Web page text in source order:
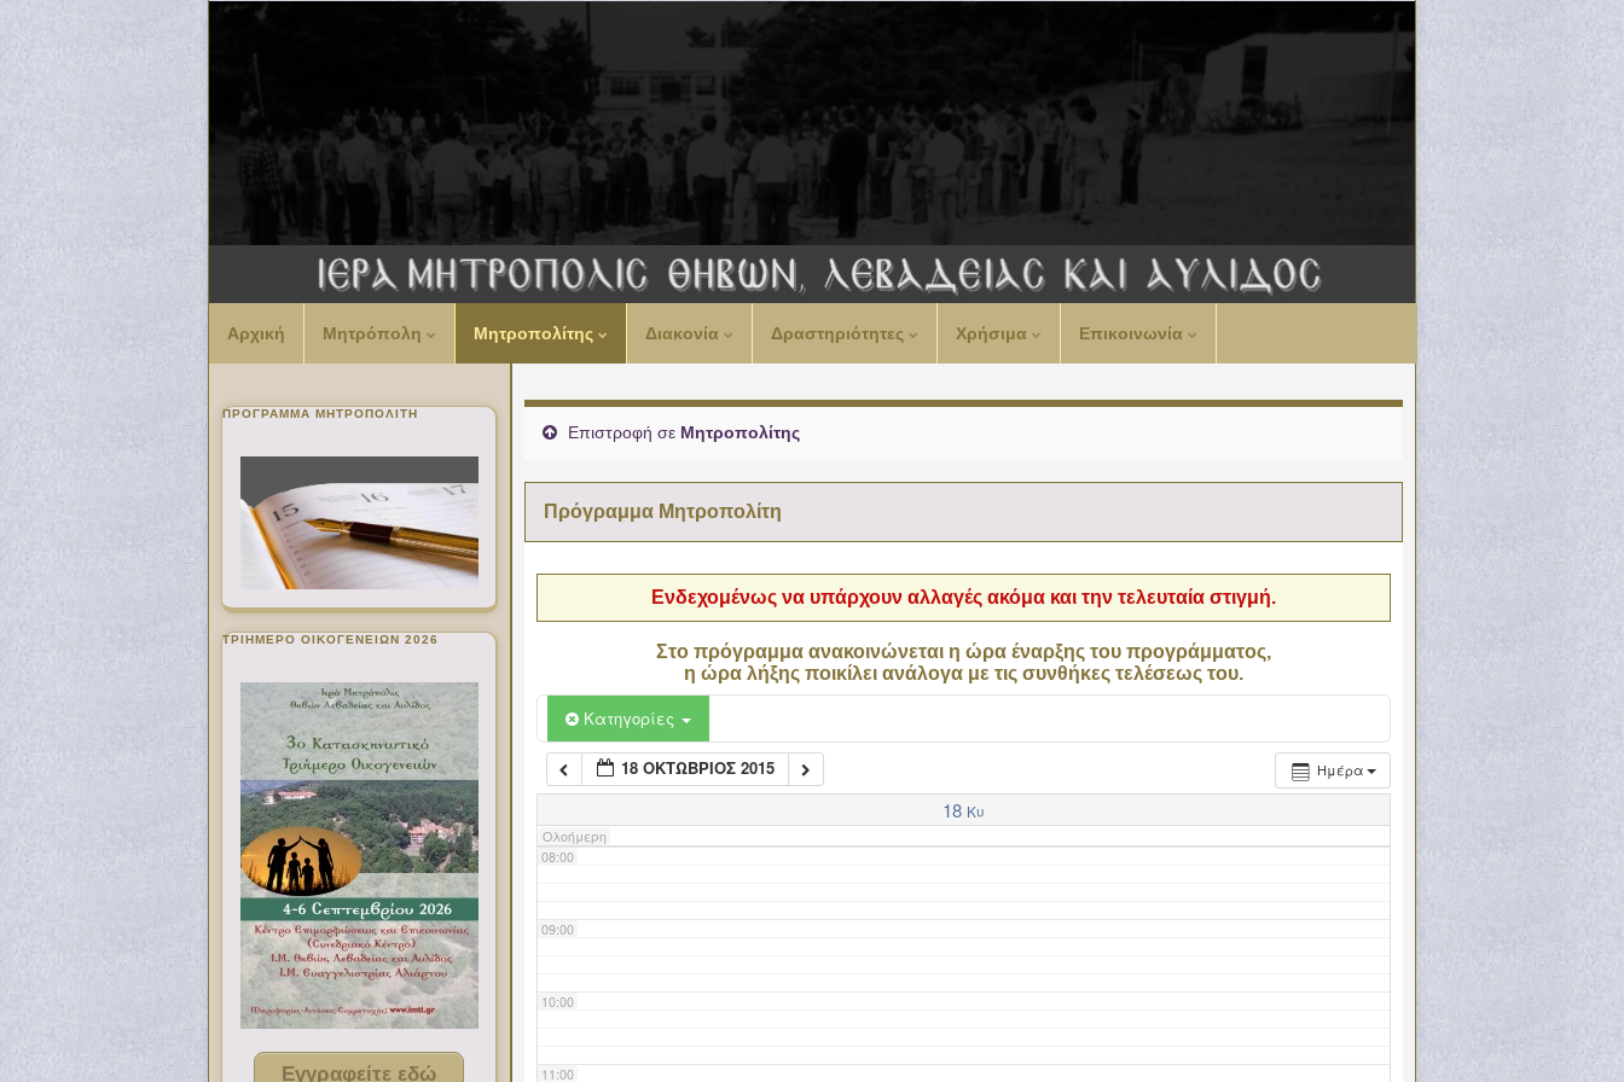
Αρχική Μητρόπολη Μητροπολίτης Διακονία Δραστηριότητες Χρήσιμα Επικοινωνία
Επιστροφή σε Μητροπολίτης
Πρόγραμμα Μητροπολίτη
Ενδεχομένως να υπάρχουν αλλαγές ακόμα και την τελευταία στιγμή.
Στο πρόγραμμα ανακοινώνεται η ώρα έναρξης του προγράμματος,
η ώρα λήξης ποικίλει ανάλογα με τις συνθήκες τελέσεως του.
Κατηγορίες
Ημέρα
18 ΟΚΤΏΒΡΙΟΣ 2015
18 Κυ
Ολοήμερη
00:00
02:00
06:00
07:00
08:00
09:00
10:00
11:00
ΠΡΌΓΡΑΜΜΑ ΜΗΤΡΟΠΟΛΊΤΗ
ΤΡΙΗΜΕΡΟ ΟΙΚΟΓΕΝΕΙΩΝ 2026
Εγγραφείτε εδώ